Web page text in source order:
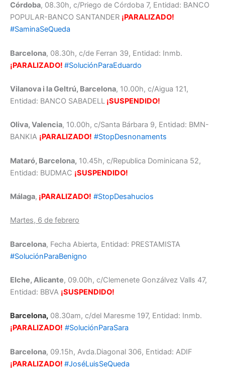
Córdoba, 08.30h, c/Priego de Córdoba 7, Entidad: BANCO
POPULAR-BANCO SANTANDER ¡PARALIZADO!
#SaminaSeQueda
Barcelona, 08.30h, c/de Ferran 39, Entidad: Inmb.
¡PARALIZADO! #SoluciónParaEduardo
Vilanova i la Geltrú, Barcelona, 10.00h, c/Aigua 121,
Entidad: BANCO SABADELL ¡SUSPENDIDO!
Oliva, Valencia, 10.00h, c/Santa Bárbara 9, Entidad: BMN-
BANKIA ¡PARALIZADO! #StopDesnonaments
Mataró, Barcelona, 10.45h, c/Republica Dominicana 52,
Entidad: BUDMAC ¡SUSPENDIDO!
Málaga, ¡PARALIZADO! #StopDesahucios
Martes, 6 de febrero
Barcelona, Fecha Abierta, Entidad: PRESTAMISTA
#SoluciónParaBenigno
Elche, Alicante, 09.00h, c/Clemenete Gonzálvez Valls 47,
Entidad: BBVA ¡SUSPENDIDO!
Barcelona, 08.30am, c/del Maresme 197, Entidad: Inmb.
¡PARALIZADO! #SoluciónParaSara
Barcelona, 09.15h, Avda.Diagonal 306, Entidad: ADIF
¡PARALIZADO! #JoséLuisSeQueda